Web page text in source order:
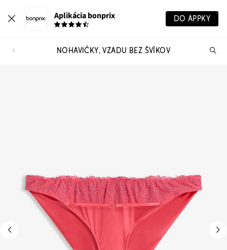
Aplikácia bonprix DO APPKY
NOHAVIČKY, VZADU BEZ ŠVÍKOV